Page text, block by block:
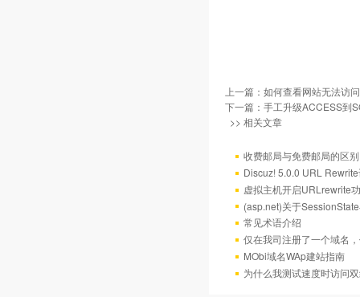
上一篇： 如何查看网站无法访
下一篇： 手工升级ACCESS到
>> 相关文章
收费邮局与免费邮局的区别
Discuz! 5.0.0 URL
虚拟主机开启URLrewrite
(asp.net)关于
常见术语介绍
仅在我司注册了一个域名
MObi域名WAp建站指南
为什么我测试速度时访问